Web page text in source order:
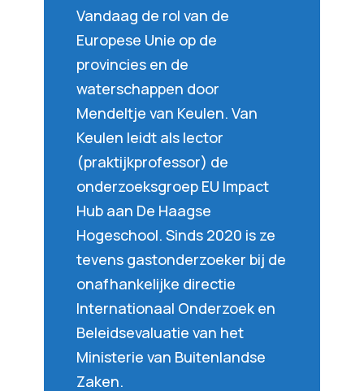
Vandaag de rol van de
Europese Unie op de
provincies en de
waterschappen door
Mendeltje van Keulen. Van
Keulen leidt als lector
(praktijkprofessor) de
onderzoeksgroep EU Impact
Hub aan De Haagse
Hogeschool. Sinds 2020 is ze
tevens gastonderzoeker bij de
onafhankelijke directie
Internationaal Onderzoek en
Beleidsevaluatie van het
Ministerie van Buitenlandse
Zaken.